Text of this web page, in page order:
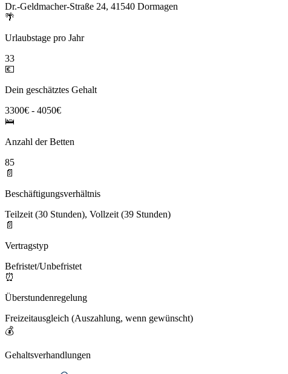
Dr.-Geldmacher-Straße 24, 41540 Dormagen
🌴
Urlaubstage pro Jahr
33
💶
Dein geschätztes Gehalt
3300€ - 4050€
🛌
Anzahl der Betten
85
📄
Beschäftigungsverhältnis
Teilzeit (30 Stunden), Vollzeit (39 Stunden)
📄
Vertragstyp
Befristet/Unbefristet
⏰
Überstundenregelung
Freizeitausgleich (Auszahlung, wenn gewünscht)
💰
Gehaltsverhandlungen